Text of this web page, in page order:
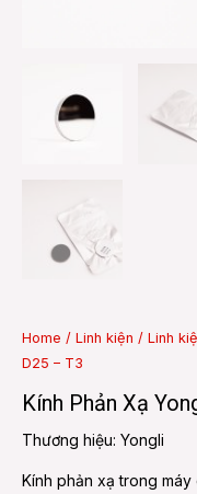
Home / Linh kiện / Linh
D25 – T3
Kính Phản Xạ
Thương hiệu: Yongli
Kính phản xạ trong